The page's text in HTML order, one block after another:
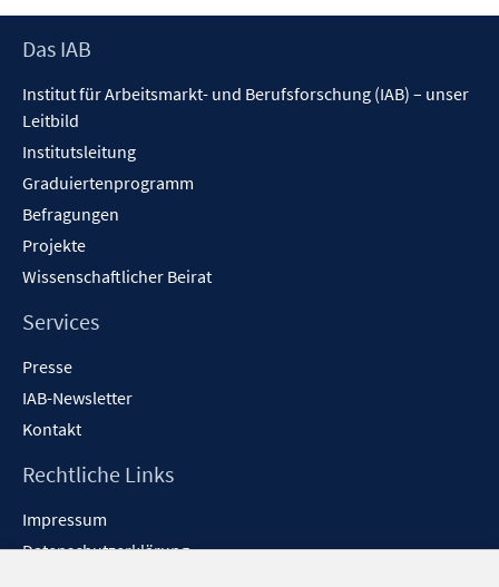
Footer
Das IAB
Institut für Arbeitsmarkt- und Berufsforschung (IAB) – unser
Leitbild
Institutsleitung
Graduiertenprogramm
Befragungen
Projekte
Wissenschaftlicher Beirat
Services
Presse
IAB-Newsletter
Kontakt
Rechtliche Links
Impressum
Datenschutzerklärung